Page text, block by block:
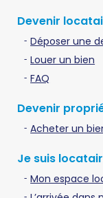
Devenir
Déposer une
Louer un bien
FAQ
Devenir
Acheter un
Je suis
Mon espace